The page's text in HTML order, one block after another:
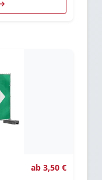
ab 3,50 €